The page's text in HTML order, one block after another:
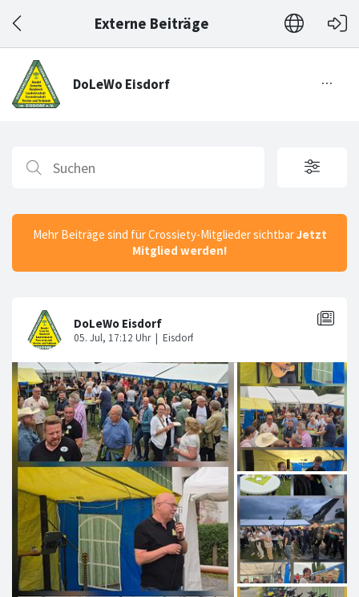
Externe Beiträge
Mehr Beiträge sind für Crossiety-Mitglieder sichtbarJetzt
Mitglied werden!